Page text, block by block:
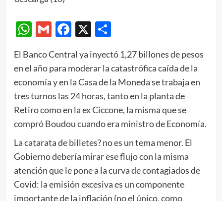
WhatsApp
GmailFacebook
X Compartir
El Banco Central ya inyectó 1,27 billones de pesos
en el año para moderar la catastrófica caída de la
economía y en la Casa de la Moneda se trabaja en
tres turnos las 24 horas, tanto en la planta de
Retiro como en la ex Ciccone, la misma que se
compró Boudou cuando era ministro de Economía.
La catarata de billetes? no es un tema menor. El
Gobierno debería mirar ese flujo con la misma
atención que le pone a la curva de contagiados de
Covid: la emisión excesiva es un componente
importante de la inflación (no el único, como